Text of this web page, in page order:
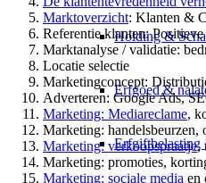
Holding &
Erfgoed &
Erfgiftbelasting
Marktoverzicht: Klanten &
Referentie klanten:
Marktanalyse / validatie:
Locatie selectie
Marketingconcept:
Adverteren: Google Ads,
Marketing: Mediareclame,
Marketing: handelsbeurzen,
Marketing: verkoopspraatje,
Marketing: promoties,
Marketing: sociale media en